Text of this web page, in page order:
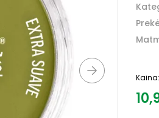
Kaina: